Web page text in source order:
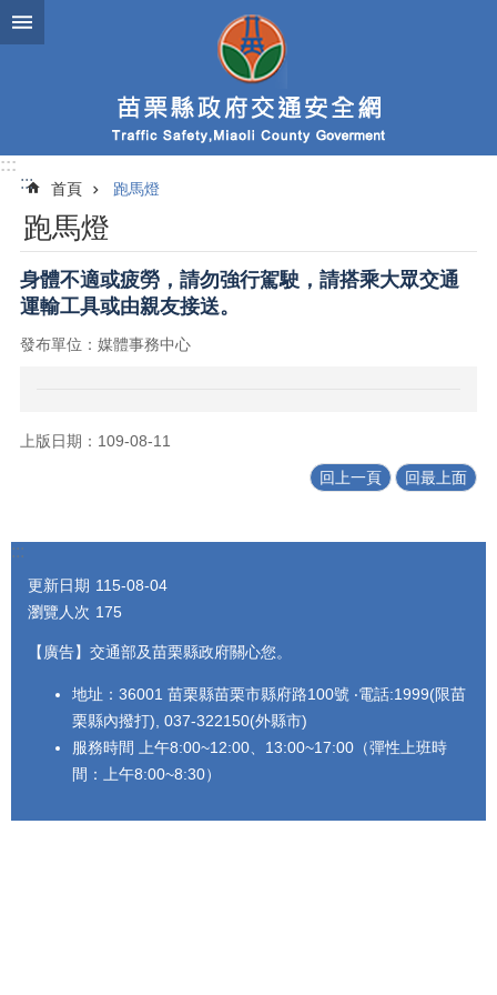
跳到主要內容區塊
:::
:::
首頁 跑馬燈
跑馬燈
身體不適或疲勞，請勿強行駕駛，請搭乘大眾交通
運輸工具或由親友接送。
發布單位：媒體事務中心
上版日期：109-08-11
回上一頁 回最上面
:::
更新日期 115-08-04
瀏覽人次 175
【廣告】交通部及苗栗縣政府關心您。
地址：36001 苗栗縣苗栗市縣府路100號 ‧電話:1999(限苗
栗縣內撥打), 037-322150(外縣市)
服務時間 上午8:00~12:00、13:00~17:00（彈性上班時
間：上午8:00~8:30）